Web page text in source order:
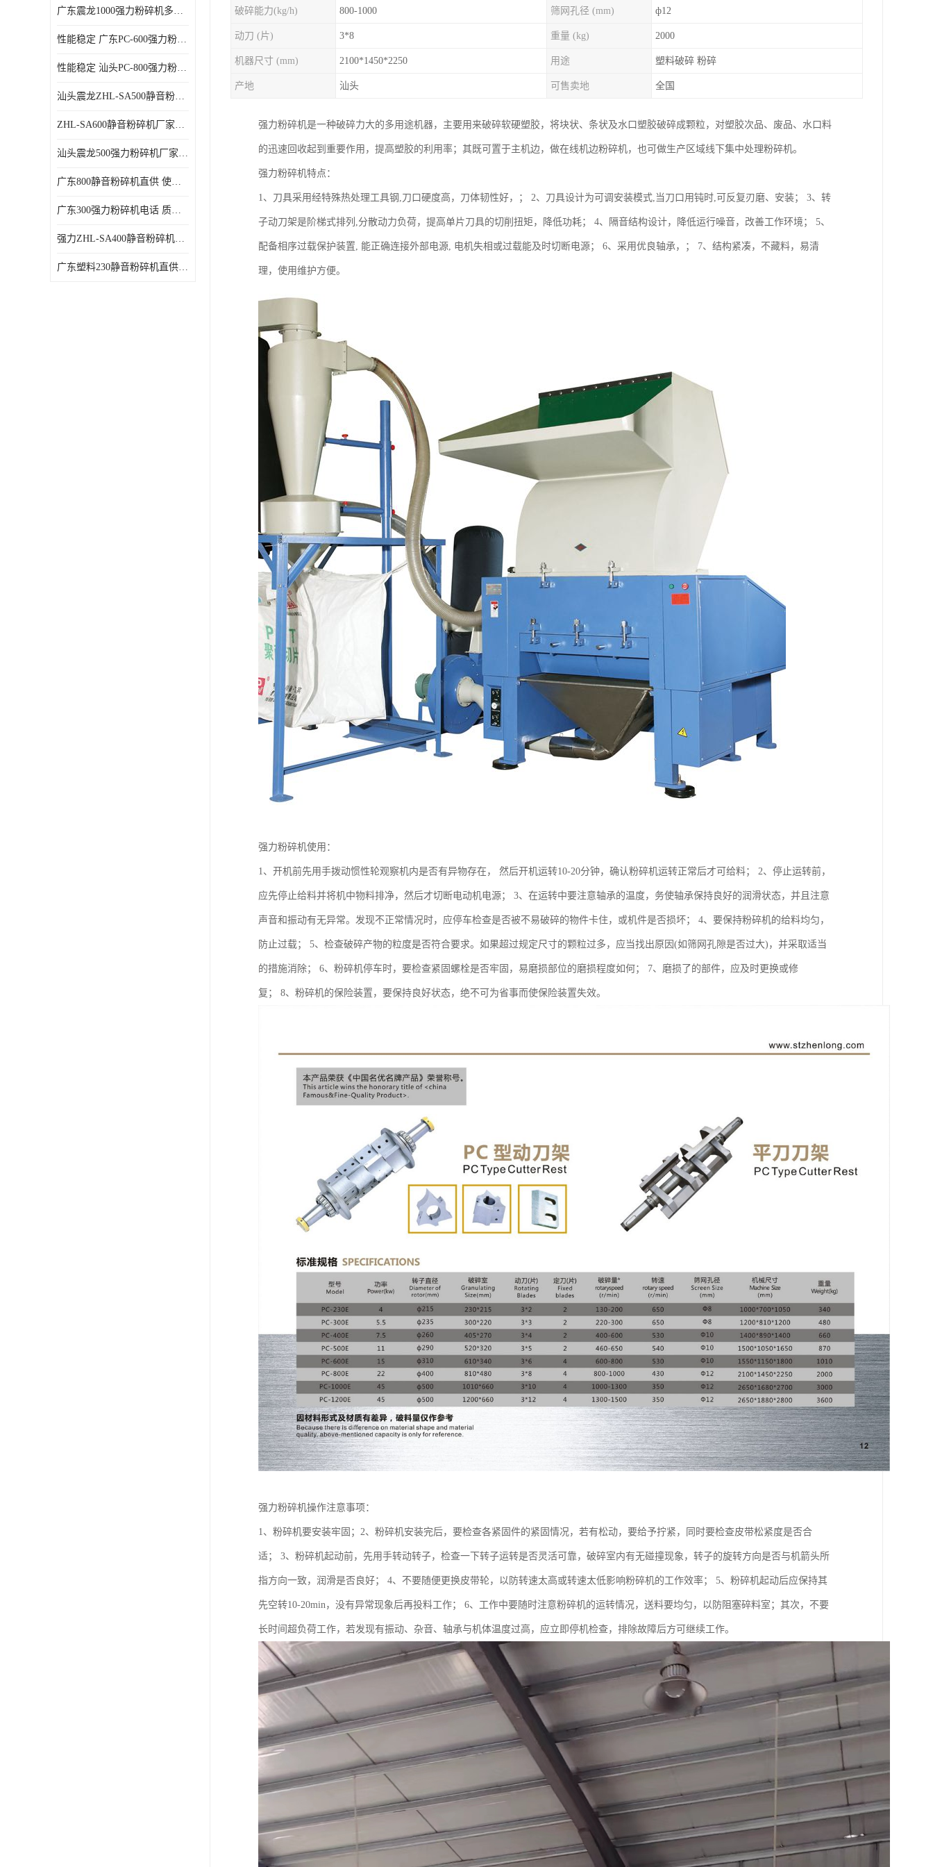
广东震龙1000强力粉碎机多少钱一台 使用方便
性能稳定 广东PC-600强力粉碎机电话
性能稳定 汕头PC-800强力粉碎机厂家批发
汕头震龙ZHL-SA500静音粉碎机多少钱一台
ZHL-SA600静音粉碎机厂家电话 质量可靠
汕头震龙500强力粉碎机厂家批发 噪音低
广东800静音粉碎机直供 使用寿命长
广东300强力粉碎机电话 质量可靠
强力ZHL-SA400静音粉碎机多少钱一台 密封防尘
广东塑料230静音粉碎机直供 使用寿命长
破碎能力(kg/h) 800-1000 筛网孔径 (mm) ф12
动刀 (片) 3*8 重量 (kg) 2000
机器尺寸 (mm) 2100*1450*2250 用途 塑料破碎 粉碎
产地 汕头 可售卖地 全国
强力粉碎机是一种破碎力大的多用途机器，主要用来破碎软硬塑胶，将块状、条状及水口塑胶破碎成颗粒，对塑胶次品、废品、水口料
的迅速回收起到重要作用，提高塑胶的利用率；其既可置于主机边，做在线机边粉碎机，也可做生产区域线下集中处理粉碎机。
强力粉碎机特点：
1、刀具采用经特殊热处理工具钢,刀口硬度高，刀体韧性好，； 2、刀具设计为可调安装模式,当刀口用钝时,可反复刃磨、安装； 3、转
子动刀架是阶梯式排列,分散动力负荷，提高单片刀具的切削扭矩，降低功耗； 4、隔音结构设计，降低运行噪音，改善工作环境； 5、
配备相序过载保护装置, 能正确连接外部电源, 电机失相或过载能及时切断电源； 6、采用优良轴承，； 7、结构紧凑，不藏料，易清
理，使用维护方便。
强力粉碎机使用：
1、开机前先用手拨动惯性轮观察机内是否有异物存在， 然后开机运转10-20分钟，确认粉碎机运转正常后才可给料； 2、停止运转前，
应先停止给料并将机中物料排净，然后才切断电动机电源； 3、在运转中要注意轴承的温度，务使轴承保持良好的润滑状态，并且注意
声音和振动有无异常。发现不正常情况时，应停车检查是否被不易破碎的物件卡住，或机件是否损坏； 4、要保持粉碎机的给料均匀，
防止过载； 5、检查破碎产物的粒度是否符合要求。如果超过规定尺寸的颗粒过多，应当找出原因(如筛网孔隙是否过大)，并采取适当
的措施消除； 6、粉碎机停车时，要检查紧固螺栓是否牢固，易磨损部位的磨损程度如何； 7、磨损了的部件，应及时更换或修
复； 8、粉碎机的保险装置，要保持良好状态，绝不可为省事而使保险装置失效。
强力粉碎机操作注意事项：
1、粉碎机要安装牢固；2、粉碎机安装完后，要检查各紧固件的紧固情况，若有松动，要给予拧紧，同时要检查皮带松紧度是否合
适； 3、粉碎机起动前，先用手转动转子，检查一下转子运转是否灵活可靠，破碎室内有无碰撞现象，转子的旋转方向是否与机箭头所
指方向一致，润滑是否良好； 4、不要随便更换皮带轮，以防转速太高或转速太低影响粉碎机的工作效率； 5、粉碎机起动后应保持其
先空转10-20min，没有异常现象后再投料工作； 6、工作中要随时注意粉碎机的运转情况，送料要均匀，以防阻塞碎料室；其次，不要
长时间超负荷工作，若发现有振动、杂音、轴承与机体温度过高，应立即停机检查，排除故障后方可继续工作。